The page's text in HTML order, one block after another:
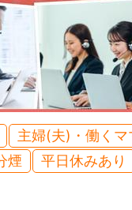
主婦(夫)・働くマ
煙
平日休みあり